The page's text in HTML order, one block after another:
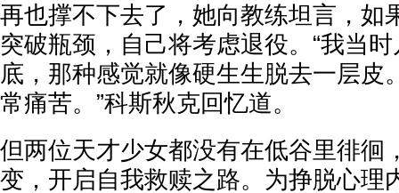
再也撑不下去了，她向教练坦言，如
突破瓶颈，自己将考虑退役。“我当
底，那种感觉就像硬生生脱去一层皮
常痛苦。”科斯秋克回忆道。
但两位天才少女都没有在低谷里徘徊
变，开启自我救赎之路。为挣脱心理